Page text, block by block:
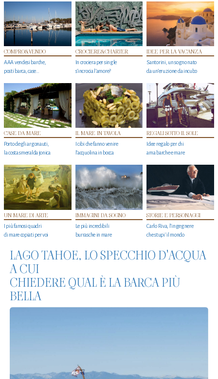
COMPRO&VENDO
AAA vendesi barche,
posti barca, case…
CROCIERE&CHARTER
In crociera per single
s'incrocia l’amore?
IDEE PER LA VACANZA
Santorini, un sogno nato
da un’eruzione da incubo
CASE DA MARE
Porto degli argonauti,
la costa smeralda jonica
IL MARE IN TAVOLA
I cibi che fanno venire
l’acquolina in bocca
REGALI SOTTO IL SOLE
Idee regalo per chi
ama barche e mare
UN MARE DI ARTE
I più famosi quadri
di mare copiati per voi
IMMAGINI DA SOGNO
Le più incredibili
burrasche in mare
STORIE E PERSONAGGI
Carlo Riva, l’ingegnere
che stupi' il mondo
LAGO TAHOE, LO SPECCHIO D'ACQUA
A CUI
CHIEDERE QUAL È LA BARCA PIÙ
BELLA